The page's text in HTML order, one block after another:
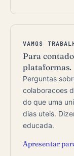
VAMOS
Para
plataformas.
Perguntas
colaboracoes
do que uma
dias uteis.
educada.
Apresentar